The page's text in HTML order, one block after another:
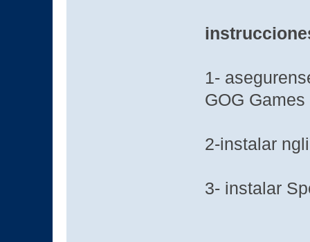
1-
GOG Games
2-instalar
3- instalar